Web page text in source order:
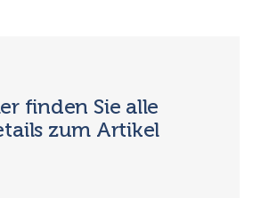
finden Sie alle
zum Artikel